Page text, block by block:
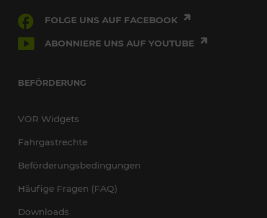
FOLGE UNS AUF FACEBOOK
ABONNIERE UNS AUF YOUTUBE
BEFÖRDERUNG
VOR Widgets
Fahrgastrechte
Beförderungsbedingungen
Häufige Fragen (FAQ)
Downloads